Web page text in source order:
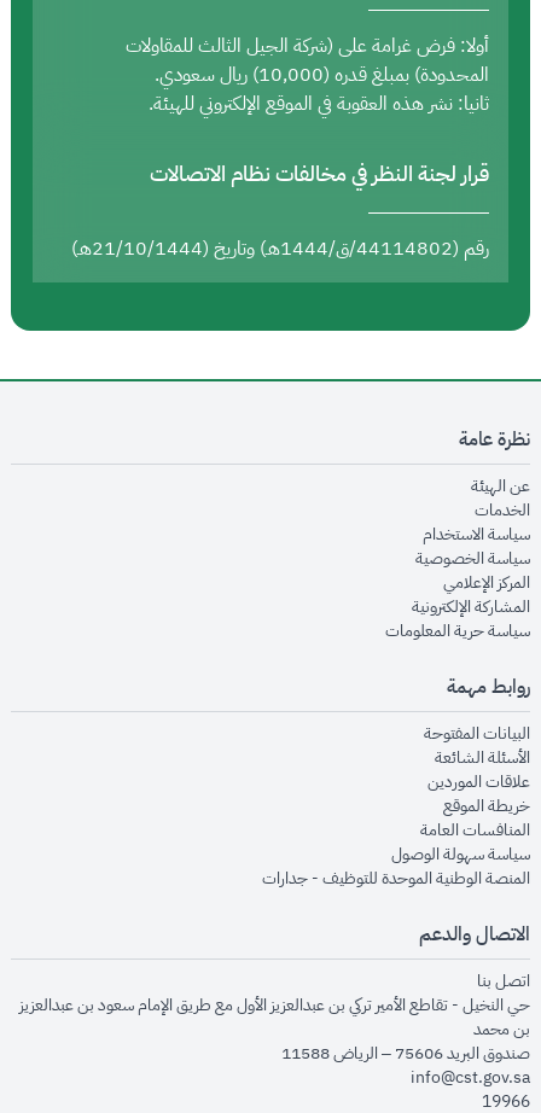
أولا: فرض غرامة على (شركة الجيل الثالث للمقاولات
المحدودة) بمبلغ قدره (10,000) ريال سعودي.
ثانيا: نشر هذه العقوبة في الموقع الإلكتروني للهيئة.
قرار لجنة النظر في مخالفات نظام الاتصالات
رقم (44114802/ق/1444هـ) وتاريخ (21/10/1444هـ)
نظرة عامة
عن الهيئةopens in new window
الخدماتopens in new window
سياسة الاستخدام
سياسة الخصوصيةopens in new window
المركز الإعلاميopens in new window
المشاركة الإلكترونيةopens in new window
سياسة حرية المعلوماتopens in new window
روابط مهمة
البيانات المفتوحةopens in new window
الأسئلة الشائعةopens in new window
علاقات الموردينopens in new window
خريطة الموقعopens in new window
المنافسات العامةopens in new window
سياسة سهولة الوصولopens in new window
المنصة الوطنية الموحدة للتوظيف - جداراتopens in new window
الاتصال والدعم
اتصل بنا
حي النخيل - تقاطع الأمير تركي بن عبدالعزيز الأول مع طريق الإمام سعود بن عبدالعزيز
بن محمد
صندوق البريد 75606 – الرياض 11588
info@cst.gov.sa
19966